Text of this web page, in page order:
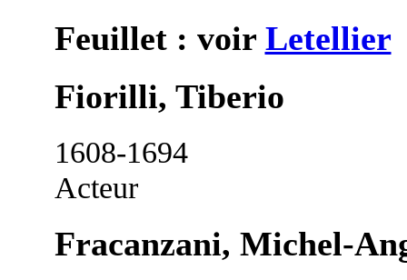
Feuillet : voir Letellier
Fiorilli, Tiberio
1608-1694
Acteur
Fracanzani, Michel-